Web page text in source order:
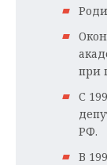
при
С
РФ.
В